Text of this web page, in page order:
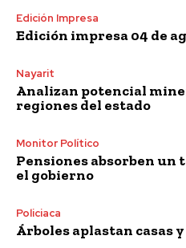
Edición Impresa
Edición impresa 04 de
Nayarit
Analizan potencial
regiones del estado
Monitor Político
Pensiones absorben un
el gobierno
Policiaca
Árboles aplastan casas